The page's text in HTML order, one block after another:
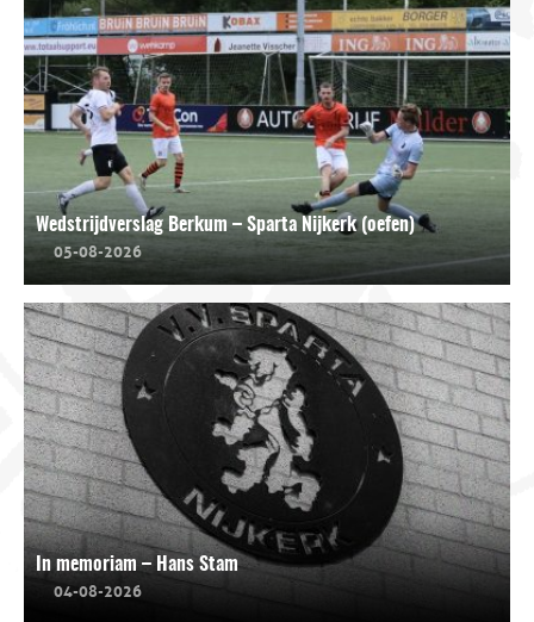
Wedstrijdverslag Berkum – Sparta Nijkerk (oefen)
05-08-2026
In memoriam – Hans Stam
04-08-2026